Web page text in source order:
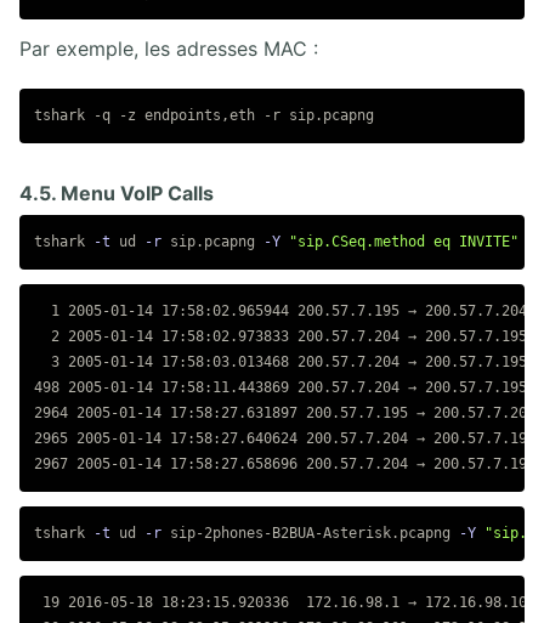
Par exemple, les adresses MAC :
4.5. Menu VoIP Calls
tshark -t ud -r sip.pcapng -Y "sip.CSeq.method eq INVITE"
1 2005-01-14 17:58:02.965944 200.57.7.195 → 200.57.7.204
2 2005-01-14 17:58:02.973833 200.57.7.204 → 200.57.7.195
3 2005-01-14 17:58:03.013468 200.57.7.204 → 200.57.7.195
498 2005-01-14 17:58:11.443869 200.57.7.204 → 200.57.7.195
2964 2005-01-14 17:58:27.631897 200.57.7.195 →
2965 2005-01-14 17:58:27.640624 200.57.7.204 →
tshark -t ud -r sip-2phones-B2BUA-Asterisk.pcapng -Y
19 2016-05-18 18:23:15.920336  172.16.98.1 → 172.16.98.101